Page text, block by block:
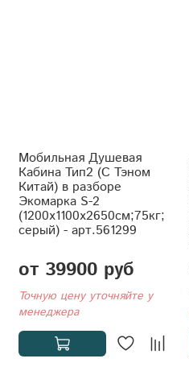
Мобильная Душевая
Кабина Тип2 (С Тэном
Китай) в разборе
Экомарка S-2
(1200x1100x2650см;75кг;
серый) - арт.561299
от 39900 руб
Точную цену уточняйте у
менеджера